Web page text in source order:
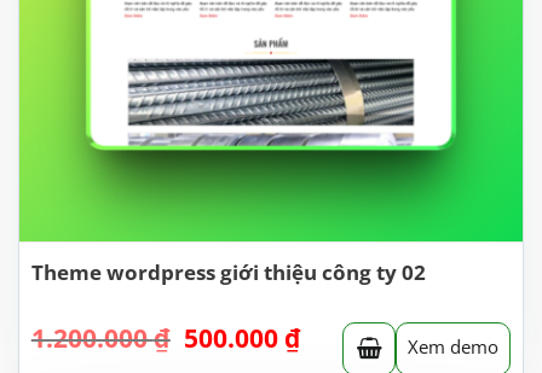
Theme wordpress giới thiệu công ty 02
1.200.000₫ Giá
500.000 ₫Giá
hiện Xem demo